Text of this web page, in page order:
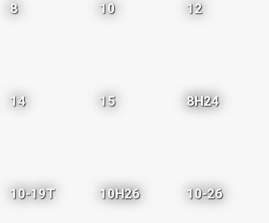
8 10 12
14 15 8H24
10-19T 10H26 10-26